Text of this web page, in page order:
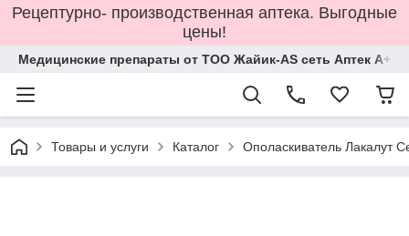
Рецептурно- производственная аптека. Выгодные
цены!
Медицинские препараты от ТОО Жайик-AS сеть Аптек А+
Товары и услуги Каталог Ополаскиватель Лакалут